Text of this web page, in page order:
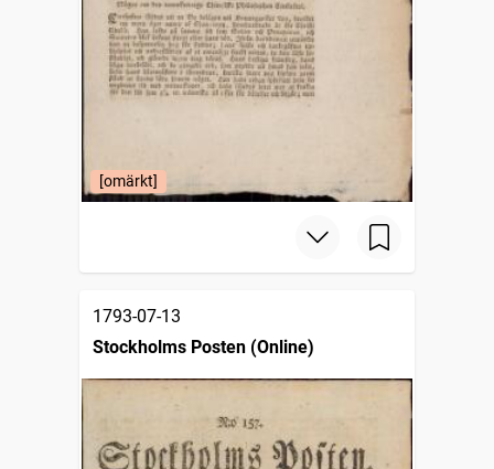
[omärkt]
1793-07-13
Stockholms Posten (Online)